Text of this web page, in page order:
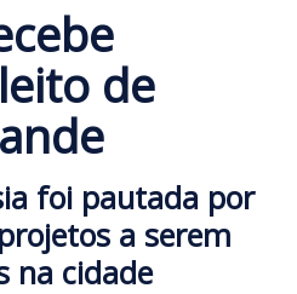
de
foi pautada por
a serem
na cidade